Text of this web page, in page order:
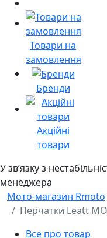
Товари на
замовлення
Бренди
Акційні
товари
У звʼязку з
менеджера
Мото-магазин Rmoto
Перчатки Leatt
Все про товар